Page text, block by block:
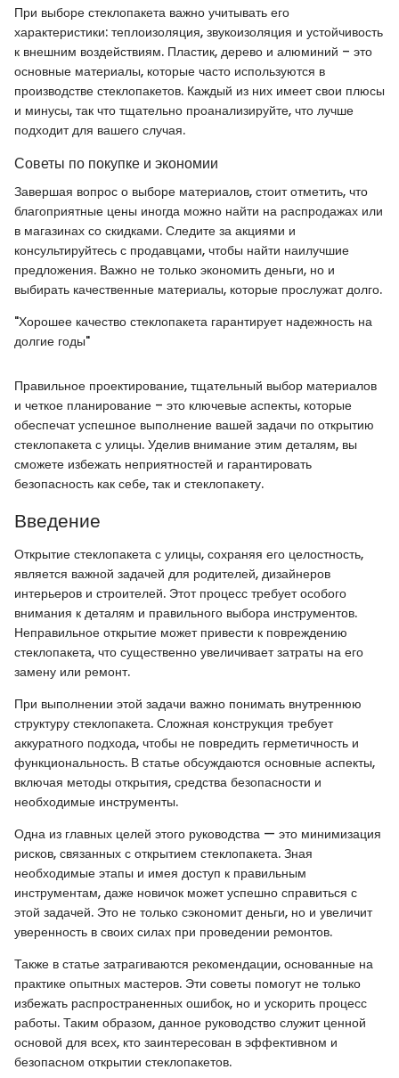
При выборе стеклопакета важно учитывать его
характеристики: теплоизоляция, звукоизоляция и устойчивость
к внешним воздействиям. Пластик, дерево и алюминий – это
основные материалы, которые часто используются в
производстве стеклопакетов. Каждый из них имеет свои плюсы
и минусы, так что тщательно проанализируйте, что лучше
подходит для вашего случая.
Советы по покупке и экономии
Завершая вопрос о выборе материалов, стоит отметить, что
благоприятные цены иногда можно найти на распродажах или
в магазинах со скидками. Следите за акциями и
консультируйтесь с продавцами, чтобы найти наилучшие
предложения. Важно не только экономить деньги, но и
выбирать качественные материалы, которые прослужат долго.
"Хорошее качество стеклопакета гарантирует надежность на
долгие годы"
Правильное проектирование, тщательный выбор материалов
и четкое планирование – это ключевые аспекты, которые
обеспечат успешное выполнение вашей задачи по открытию
стеклопакета с улицы. Уделив внимание этим деталям, вы
сможете избежать неприятностей и гарантировать
безопасность как себе, так и стеклопакету.
Введение
Открытие стеклопакета с улицы, сохраняя его целостность,
является важной задачей для родителей, дизайнеров
интерьеров и строителей. Этот процесс требует особого
внимания к деталям и правильного выбора инструментов.
Неправильное открытие может привести к повреждению
стеклопакета, что существенно увеличивает затраты на его
замену или ремонт.
При выполнении этой задачи важно понимать внутреннюю
структуру стеклопакета. Сложная конструкция требует
аккуратного подхода, чтобы не повредить герметичность и
функциональность. В статье обсуждаются основные аспекты,
включая методы открытия, средства безопасности и
необходимые инструменты.
Одна из главных целей этого руководства — это минимизация
рисков, связанных с открытием стеклопакета. Зная
необходимые этапы и имея доступ к правильным
инструментам, даже новичок может успешно справиться с
этой задачей. Это не только сэкономит деньги, но и увеличит
уверенность в своих силах при проведении ремонтов.
Также в статье затрагиваются рекомендации, основанные на
практике опытных мастеров. Эти советы помогут не только
избежать распространенных ошибок, но и ускорить процесс
работы. Таким образом, данное руководство служит ценной
основой для всех, кто заинтересован в эффективном и
безопасном открытии стеклопакетов.